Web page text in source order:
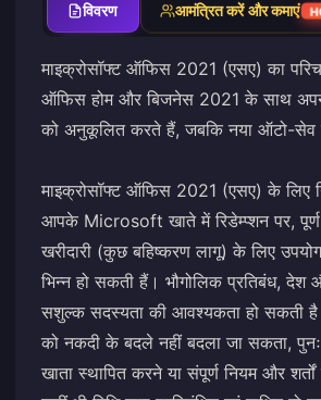
विवरण आमंत्रित करें और कमाएं
माइक्रोसॉफ्ट ऑफिस 2021 (एसए) का
ऑफिस होम और बिजनेस 2021 के साथ अपने
को अनुकूलित करते हैं, जबकि नया ऑटो-सेव
माइक्रोसॉफ्ट ऑफिस 2021 (एसए) के लिए
आपके Microsoft खाते में रिडेम्प्शन पर, पूर्ण
खरीदारी (कुछ बहिष्करण लागू) के लिए
भिन्न हो सकती हैं। भौगोलिक प्रतिबंध,
सशुल्क सदस्यता की आवश्यकता हो सकती
को नकदी के बदले नहीं बदला जा सकता,
खाता स्थापित करने या संपूर्ण नियम और